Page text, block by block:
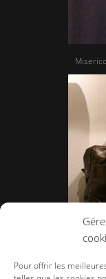
Pour offrir les
Ally